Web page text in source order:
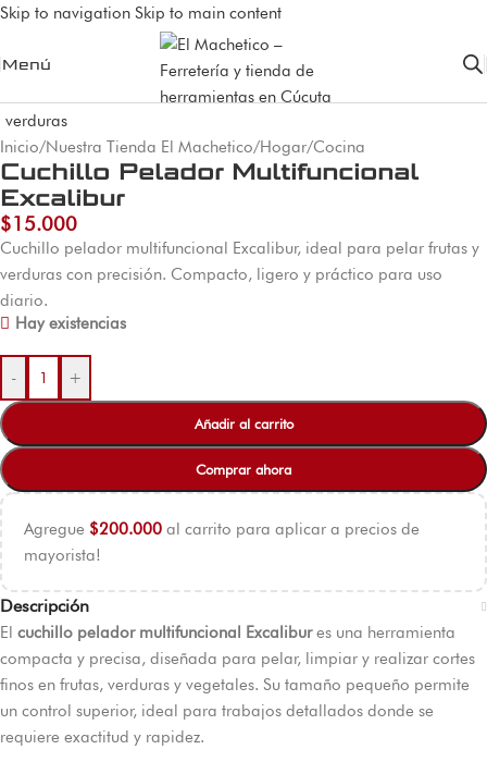
Skip to navigation Skip to main content
Menú
Inicio/Nuestra Tienda El Machetico/Hogar/Cocina
Cuchillo Pelador Multifuncional
Excalibur
$15.000
Cuchillo pelador multifuncional Excalibur, ideal para pelar frutas y
verduras con precisión. Compacto, ligero y práctico para uso
diario.
Hay existencias
- +
Añadir al carrito
Comprar ahora
Agregue $200.000 al carrito para aplicar a precios de
mayorista!
Descripción
El cuchillo pelador multifuncional Excalibures una herramienta
compacta y precisa, diseñada para pelar, limpiar y realizar cortes
finos en frutas, verduras y vegetales. Su tamaño pequeño permite
un control superior, ideal para trabajos detallados donde se
requiere exactitud y rapidez.